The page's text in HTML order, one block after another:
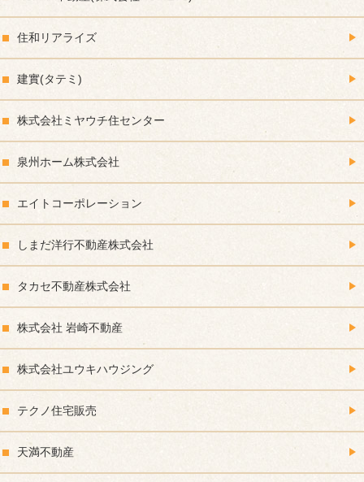
住和リアライズ
建實(タテミ)
株式会社ミヤウチ住センター
泉州ホーム株式会社
エイトコーポレーション
しまだ洋行不動産株式会社
タカセ不動産株式会社
株式会社 岩崎不動産
株式会社ユウキハウジング
テクノ住宅販売
天満不動産